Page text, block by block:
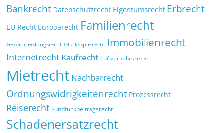
Bankrecht Datenschutzrecht Eigentumsrecht Erbrecht
EU-Recht Europarecht Familienrecht
Gewährleistungsrecht Glücksspielrecht Immobilienrecht
Internetrecht Kaufrecht Luftverkehrsrecht
Mietrecht Nachbarrecht
Ordnungswidrigkeitenrecht Prozessrecht
Reiserecht Rundfunkbeitragsrecht
Schadenersatzrecht